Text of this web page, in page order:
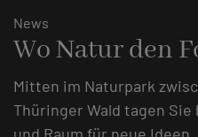
News
Wo Natur den
Mitten im Naturpark
Thüringer Wald tagen
und Raum für neue Ideen.